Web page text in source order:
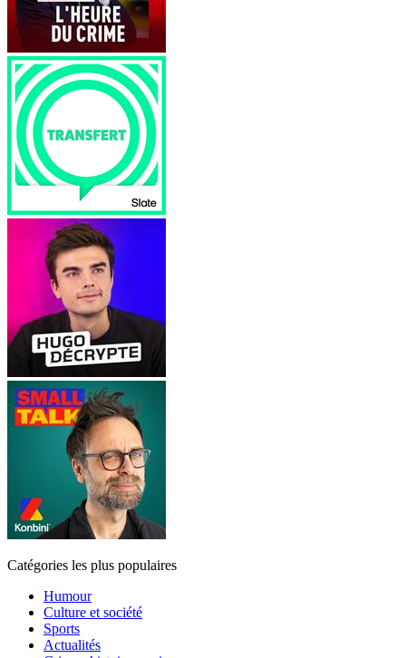
Catégories les plus populaires
Humour
Culture et société
Sports
Actualités